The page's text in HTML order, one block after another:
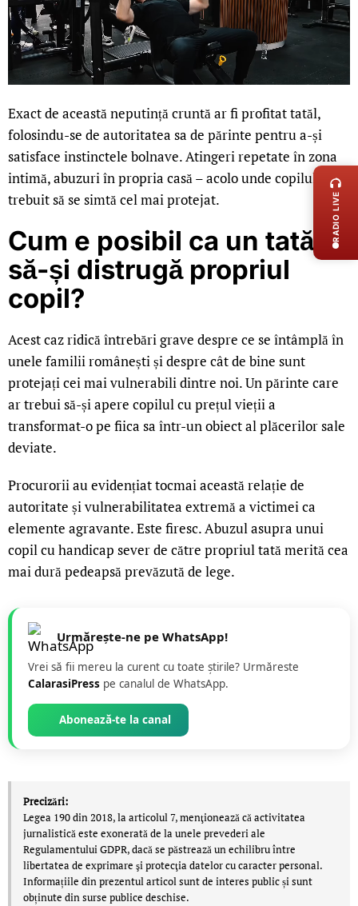
Exact de această neputință cruntă ar fi profitat tatăl,
folosindu-se de autoritatea sa de părinte pentru a-și
satisface instinctele bolnave. Atingeri repetate în zona
intimă, abuzuri în propria casă – acolo unde copilul ar fi
trebuit să se simtă cel mai protejat.
Cum e posibil ca un tată
să-și distrugă propriul
copil?
Acest caz ridică întrebări grave despre ce se întâmplă în
unele familii românești și despre cât de bine sunt
protejați cei mai vulnerabili dintre noi. Un părinte care
ar trebui să-și apere copilul cu prețul vieții a
transformat-o pe fiica sa într-un obiect al plăcerilor sale
deviate.
Procurorii au evidențiat tocmai această relație de
autoritate și vulnerabilitatea extremă a victimei ca
elemente agravante. Este firesc. Abuzul asupra unui
copil cu handicap sever de către propriul tată merită cea
mai dură pedeapsă prevăzută de lege.
Urmărește-ne pe WhatsApp!
Vrei să fii mereu la curent cu toate știrile? Urmăreste
CalarasiPress pe canalul de WhatsApp.
Abonează-te la canal
Precizări:
Legea 190 din 2018, la articolul 7, menţionează că activitatea
jurnalistică este exonerată de la unele prevederi ale
Regulamentului GDPR, dacă se păstrează un echilibru între
libertatea de exprimare şi protecţia datelor cu caracter personal.
Informațiile din prezentul articol sunt de interes public și sunt
obținute din surse publice deschise.
LIVE
RADIO LIVE